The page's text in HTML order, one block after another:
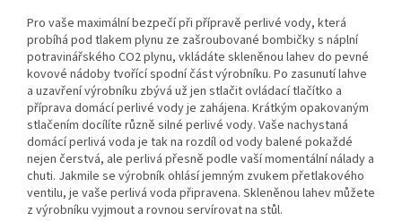
Pro vaše maximální bezpečí při přípravě perlivé vody, která
probíhá pod tlakem plynu ze zašroubované bombičky s náplní
potravinářského CO2 plynu, vkládáte skleněnou lahev do pevné
kovové nádoby tvořící spodní část výrobníku. Po zasunutí lahve
a uzavření výrobníku zbývá už jen stlačit ovládací tlačítko a
příprava domácí perlivé vody je zahájena. Krátkým opakovaným
stlačením docílíte různě silné perlivé vody. Vaše nachystaná
domácí perlivá voda je tak na rozdíl od vody balené pokaždé
nejen čerstvá, ale perlivá přesně podle vaší momentální nálady a
chuti. Jakmile se výrobník ohlásí jemným zvukem přetlakového
ventilu, je vaše perlivá voda připravena. Skleněnou lahev můžete
z výrobníku vyjmout a rovnou servírovat na stůl.